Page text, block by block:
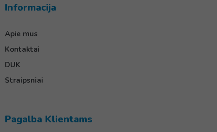
Informacija
Apie mus
Kontaktai
DUK
Straipsniai
Pagalba Klientams